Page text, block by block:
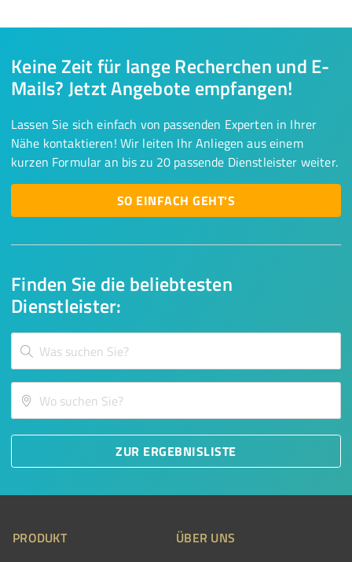
Finden Sie die beliebtesten
Dienstleister:
ZUR ERGEBNISLISTE
Keine Zeit für lange Recherchen und E-
Mails? Jetzt Angebote empfangen!
Lassen Sie sich einfach von passenden Experten in Ihrer
Nähe kontaktieren! Wir leiten Ihr Anliegen aus einem
kurzen Formular an bis zu 20 passende Dienstleister weiter.
SO EINFACH GEHT'S
PRODUKT ÜBER UNS